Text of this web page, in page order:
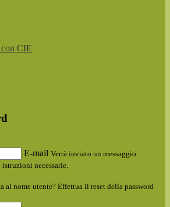
CIE
E-mail Verrà inviato un messaggio
necessarie.
al nome utente? Effettua il reset della password